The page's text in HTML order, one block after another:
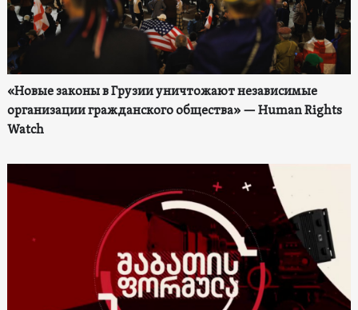
«Новые законы в Грузии уничтожают независимые
организации гражданского общества» — Human Rights
Watch